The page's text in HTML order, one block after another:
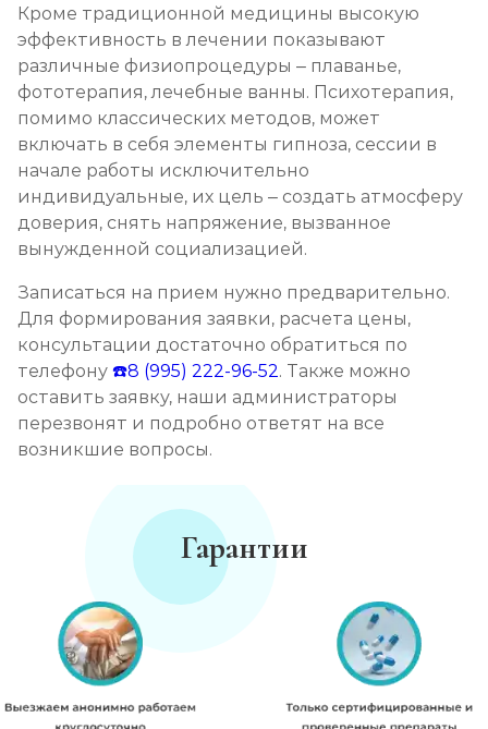
Кроме традиционной медицины высокую
эффективность в лечении показывают
различные физиопроцедуры – плаванье,
фототерапия, лечебные ванны. Психотерапия,
помимо классических методов, может
включать в себя элементы гипноза, сессии в
начале работы исключительно
индивидуальные, их цель – создать атмосферу
доверия, снять напряжение, вызванное
вынужденной социализацией.
Записаться на прием нужно предварительно.
Для формирования заявки, расчета цены,
консультации достаточно обратиться по
телефону ☎️8 (995) 222-96-52. Также можно
оставить заявку, наши администраторы
перезвонят и подробно ответят на все
возникшие вопросы.
Гарантии